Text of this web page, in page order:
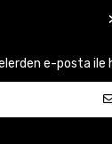
e-posta